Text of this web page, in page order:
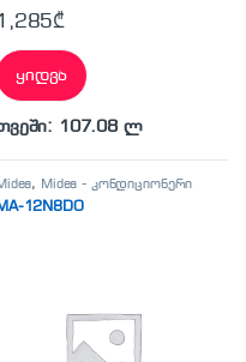
₾
ყიდვა
107.08 ლ
, Midea - კონდიციონერი
12N8DO